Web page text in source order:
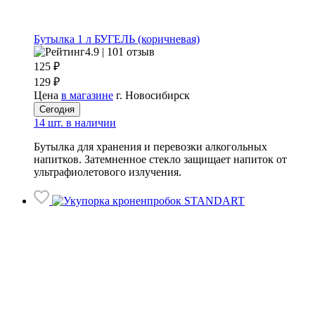
Бутылка 1 л БУГЕЛЬ (коричневая)
4.9 | 101 отзыв
125 ₽
129 ₽
Цена в магазине г. Новосибирск
Сегодня
14 шт. в наличии
Бутылка для хранения и перевозки алкогольных
напитков. Затемненное стекло защищает напиток от
ультрафиолетового излучения.